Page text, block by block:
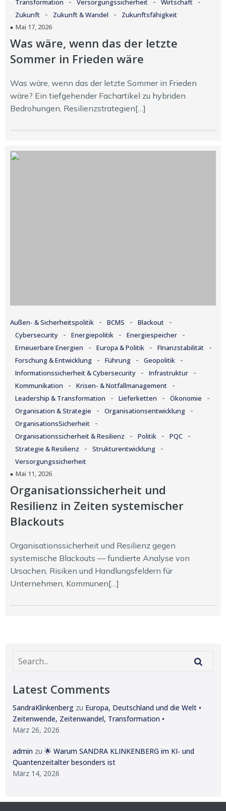
Transformation Versorgungssicherheit Wirtschaft
Zukunft - Zukunft & Wandel -
Zukunftsfähigkeit
Mai 17, 2026
Was wäre, wenn das der letzte
Sommer in Frieden wäre
Was wäre, wenn das der letzte Sommer in Frieden
wäre? Ein tiefgehender Fachartikel zu hybriden
Bedrohungen, Resilienzstrategien[…]
Außen- & Sicherheitspolitik - BCMS - Blackout -
Cybersecurity - Energiepolitik - Energiespeicher -
Erneuerbare Energien - Europa & Politik - FInanzstabilität -
Forschung & Entwicklung - Führung - Geopolitik -
Informationssicherheit & Cybersecurity - Infrastruktur -
Kommunikation - Krisen- & Notfallmanagement -
Leadership & Transformation - Lieferketten - Ökonomie -
Organisation & Strategie - Organisationsentwicklung -
OrganisationsSicherheit -
Organisationssicherheit & Resilienz - Politik - PQC -
Strategie & Resilienz - Strukturentwicklung -
Versorgungssicherheit
Mai 11, 2026
Organisationssicherheit und
Resilienz in Zeiten systemischer
Blackouts
Organisationssicherheit und Resilienz gegen
systemische Blackouts — fundierte Analyse von
Ursachen, Risiken und Handlungsfeldern für
Unternehmen, Kommunen[…]
Latest Comments
SandraKlinkenberg zu Europa, Deutschland und die Welt •
Zeitenwende, Zeitenwandel, Transformation •
März 26, 2026
admin zu 🌟 Warum SANDRA KLINKENBERG im KI‑ und
Quantenzeitalter besonders ist
März 14, 2026